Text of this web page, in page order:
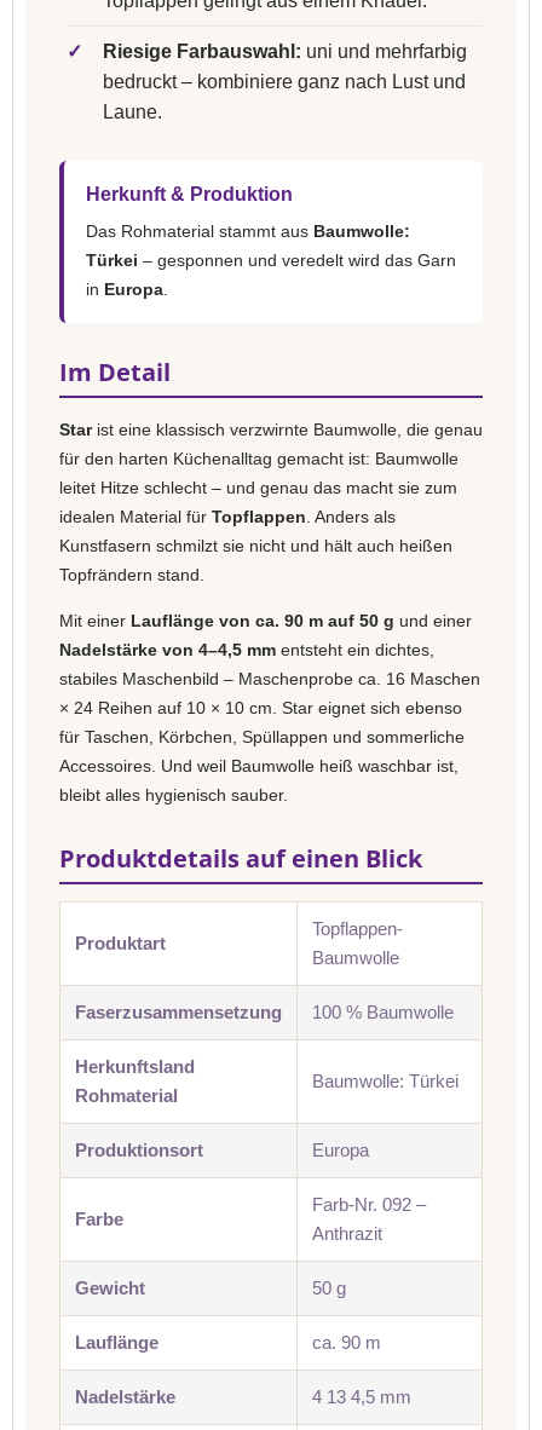
✓ Riesige Farbauswahl: uni und mehrfarbig
bedruckt – kombiniere ganz nach Lust und
Laune.
Herkunft & Produktion
Das Rohmaterial stammt aus Baumwolle:
Türkei – gesponnen und veredelt wird das Garn
in Europa
Im Detail
Starist eine klassisch verzwirnte Baumwolle, die genau
für den harten Küchenalltag gemacht ist: Baumwolle
leitet Hitze schlecht – und genau das macht sie zum
idealen Material für Topflappen . Anders als
Kunstfasern schmilzt sie nicht und hält auch heißen
Topfrändern stand.
Mit einer Lauflänge von ca. 90 m auf 50 g und einer
Nadelstärke von 4–4,5 mm entsteht ein dichtes,
stabiles Maschenbild – Maschenprobe ca. 16 Maschen
× 24 Reihen auf 10 × 10 cm. Star eignet sich ebenso
für Taschen, Körbchen, Spüllappen und sommerliche
Accessoires. Und weil Baumwolle heiß waschbar ist,
bleibt alles hygienisch sauber.
Produktdetails auf einen Blick
Produktart
Topflappen-
Baumwolle
Faserzusammensetzung 100 % Baumwolle
Herkunftsland
Rohmaterial
Baumwolle: Türkei
Produktionsort Europa
Farbe
Farb-Nr. 092 –
Anthrazit
Gewicht 50 g
Lauflänge ca. 90 m
Nadelstärke 4 13 4,5 mm